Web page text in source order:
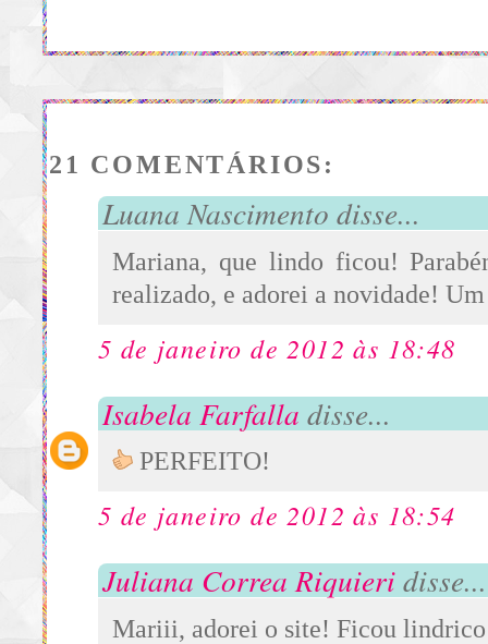
21 COMENTÁRIOS:
Luana Nascimento disse...
Mariana, que lindo ficou!
realizado, e adorei a novidade!
5 de janeiro de 2012 às 18:48
Isabela Farfalla disse...
PERFEITO!
5 de janeiro de 2012 às 18:54
Juliana Correa Riquieridisse...
Mariii, adorei o site! Ficou